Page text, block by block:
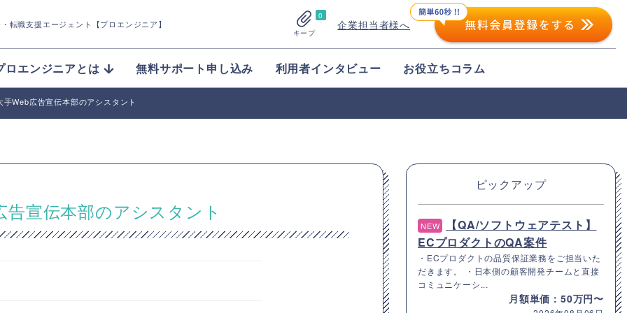
・転職支援エージェント【プロエンジニア】
0
キープ
企業担当者様へ
ロエンジニアとは 無料サポート申し込み 利用者インタビュー お役立ちコラム
Web広告宣伝本部のアシスタント
宣伝本部のアシスタント
ピックアップ
NEW
【QA/ソフトウェアテスト】
ECプロダクトのQA案件
・ECプロダクトの品質保証業務をご担当いた
だきます。 ・日本側の顧客開発チームと直接
コミュニケーシ...
月額単価：50万円〜